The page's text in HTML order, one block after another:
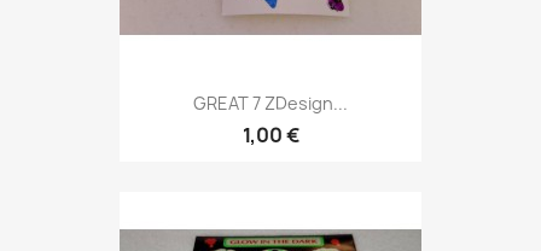
GREAT 7 ZDesign...
1,00 €